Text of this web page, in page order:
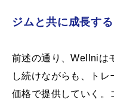
ジムと共に成長す
前述の通り、Wellniは
し続けながらも、ト
価格で提供していく。